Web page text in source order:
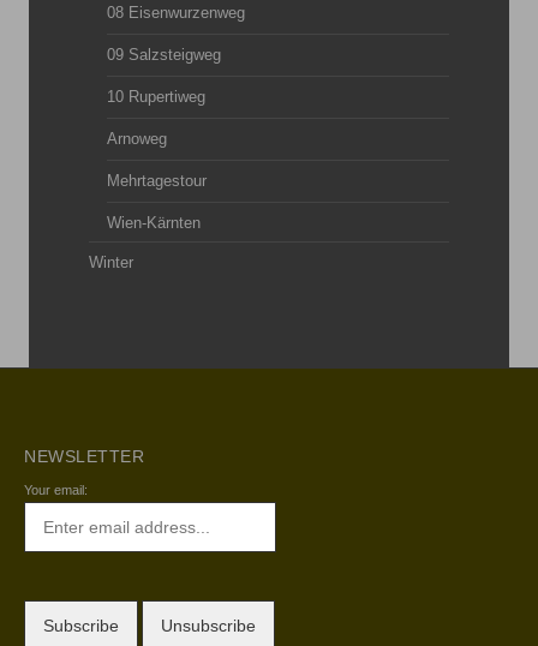
08 Eisenwurzenweg
09 Salzsteigweg
10 Rupertiweg
Arnoweg
Mehrtagestour
Wien-Kärnten
Winter
NEWSLETTER
Your email: